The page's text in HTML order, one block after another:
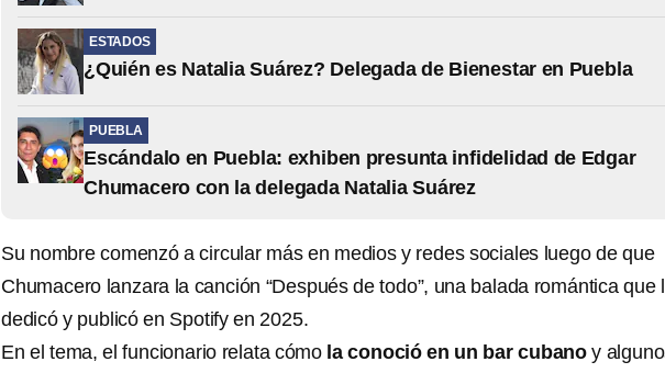
ESTADOS
¿Quién es Natalia Suárez? Delegada de Bienestar en Puebla
PUEBLA
Escándalo en Puebla: exhiben presunta infidelidad de Edgar
Chumacero con la delegada Natalia Suárez
Su nombre comenzó a circular más en medios y redes sociales luego de que
Chumacero lanzara la canción “Después de todo”, una balada romántica que
dedicó y publicó en Spotify en 2025.
En el tema, el funcionario relata cómo la conoció en un bar cubano y